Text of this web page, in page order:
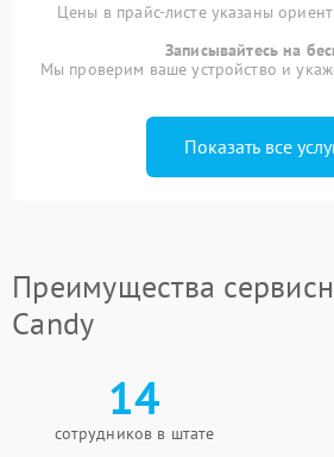
Цены в прайс-листе указаны
Записывайтесь на
Мы проверим ваше устройство и
Показать все
Преимущества
Candy
14
сотрудников в штате